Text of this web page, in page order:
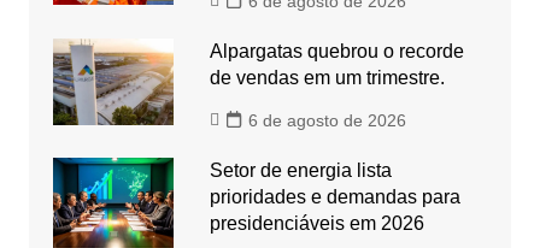
Alpargatas quebrou o recorde
de vendas em um trimestre.
6 de agosto de 2026
Setor de energia lista
prioridades e demandas para
presidenciáveis em 2026